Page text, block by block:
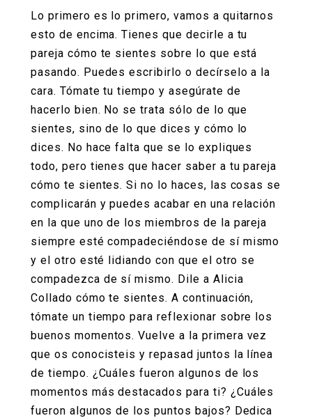
Lo primero es lo primero, vamos a quitarnos
esto de encima. Tienes que decirle a tu
pareja cómo te sientes sobre lo que está
pasando. Puedes escribirlo o decírselo a la
cara. Tómate tu tiempo y asegúrate de
hacerlo bien. No se trata sólo de lo que
sientes, sino de lo que dices y cómo lo
dices. No hace falta que se lo expliques
todo, pero tienes que hacer saber a tu pareja
cómo te sientes. Si no lo haces, las cosas se
complicarán y puedes acabar en una relación
en la que uno de los miembros de la pareja
siempre esté compadeciéndose de sí mismo
y el otro esté lidiando con que el otro se
compadezca de sí mismo. Dile a Alicia
Collado cómo te sientes. A continuación,
tómate un tiempo para reflexionar sobre los
buenos momentos. Vuelve a la primera vez
que os conocisteis y repasad juntos la línea
de tiempo. ¿Cuáles fueron algunos de los
momentos más destacados para ti? ¿Cuáles
fueron algunos de los puntos bajos? Dedica